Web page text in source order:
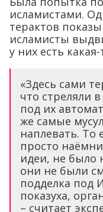
исламистами.
терактов
исламисты
у них есть
«Здесь сами
что стреляли
под их
же самые
наплевать. То
просто
идеи, не было
они не были
подделка под
показуха,
– считает